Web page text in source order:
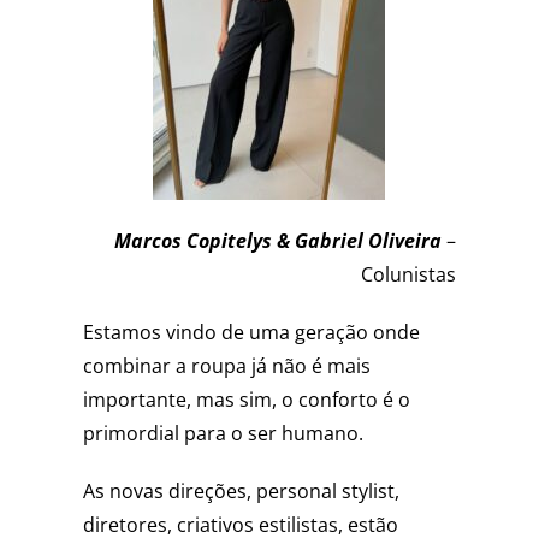
Marcos Copitelys & Gabriel Oliveira–
Colunistas
Estamos vindo de uma geração onde
combinar a roupa já não é mais
importante, mas sim, o conforto é o
primordial para o ser humano.
As novas direções, personal stylist,
diretores, criativos estilistas, estão